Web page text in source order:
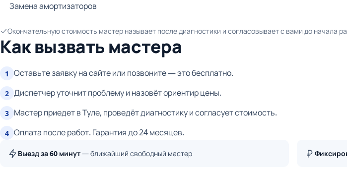
Замена амортизаторов
Окончательную стоимость мастер называет после диагностики и согласовывает с вами до начала
Как вызвать мастера
1 Оставьте заявку на сайте или позвоните — это бесплатно.
2 Диспетчер уточнит проблему и назовёт ориентир цены.
3 Мастер приедет в Туле, проведёт диагностику и согласует стоимость.
4 Оплата после работ. Гарантия до 24 месяцев.
Выезд за 60 минут— ближайший свободный мастер